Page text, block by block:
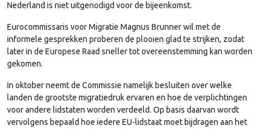
Nederland is niet uitgenodigd voor de bijeenkomst.
Eurocommissaris voor Migratie Magnus Brunner wil met de
informele gesprekken proberen de plooien glad te strijken, zodat
later in de Europese Raad sneller tot overeenstemming kan worden
gekomen.
In oktober neemt de Commissie namelijk besluiten over welke
landen de grootste migratiedruk ervaren en hoe de verplichtingen
voor andere lidstaten worden verdeeld. Op basis daarvan wordt
vervolgens bepaald hoe iedere EU-lidstaat moet bijdragen aan het